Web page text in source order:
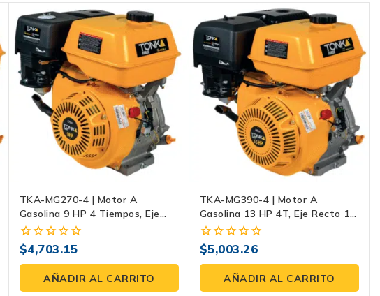
TKA-MG270-4 | Motor A
Gasolina 9 HP 4 Tiempos, Eje
Recto 1″ Con Cuñero Para
Bombas, Generadores Y
Maquinaria
0
fuera
5
$4,703.15
AÑADIR AL CARRITO
TKA-MG390-4 | Motor A
Gasolina 13 HP 4T, Eje Recto 1″
Con Cuñero Para Bombas,
Generadores Y Maquinaria
0
fuera
5
$5,003.26
AÑADIR AL CARRITO